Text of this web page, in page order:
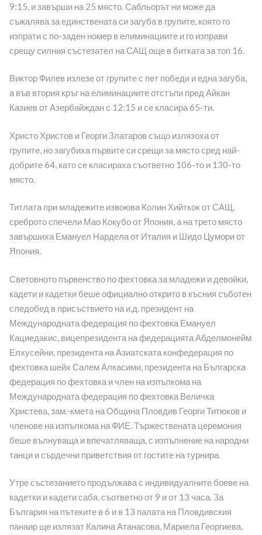
9:15, и завърши на 25 място. Сабльорът ни може да
съжалява за единствената си загуба в групите, която го
изпрати с по-заден номер в елиминациите и го изправи
срещу силния състезател на САЩ още в битката за топ 16.
Виктор Филев излезе от групите с пет победи и една загуба,
а във втория кръг на елиминациите отстъпи пред Айкан
Казиев от Азербайждан с 12:15 и се класира 65-ти.
Христо Христов и Георги Златаров също излязоха от
групите, но загубиха първите си срещи за място сред най-
добрите 64, като се класираха съответно 106-то и 130-то
място.
Титлата при младежите извоюва Колин Хийткок от САЩ,
среброто спечели Мао Кокубо от Япония, а на трето място
завършиха Емануел Нардела от Италия и Шидо Цумори от
Япония.
Световното първенство по фехтовка за младежи и девойки,
кадети и кадетки беше официално открито в късния съботен
следобед в присъствието на и.д. президент на
Международната федерация по фехтовка Емануел
Кациедакис, вицепрезидента на федерацията Абделмонейм
Елхусейни, президента на Азиатската конфедерация по
фехтовка шейх Салем Алкасими, президента на Българска
федерация по фехтовка и член на изпълкома на
Международната федерация по фехтовка Величка
Христева, зам.-кмета на Община Пловдив Георги Титюков и
членове на изпълкома на ФИЕ. Тържествената церемония
беше вълнуваща и впечатляваща, с изпълнение на народни
танци и сърдечни приветствия от гостите на турнира.
Утре състезанието продължава с индивидуалните боеве на
кадетки и кадети сабя, съответно от 9 и от 13 часа. За
България на пътеките в 6 и в 13 палата на Пловдивския
панаир ще излязат Калина Атанасова, Мариела Георгиева,